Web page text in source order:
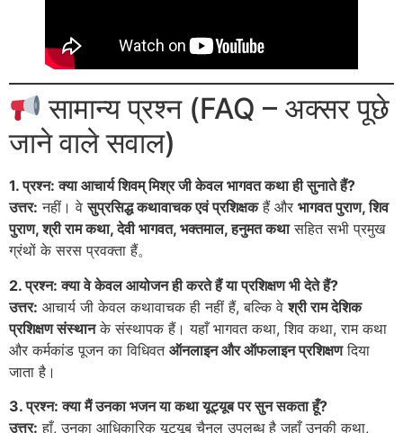
सामान्य प्रश्न (FAQ – अक्सर पूछे
जाने वाले सवाल)
1. प्रश्न: क्या आचार्य शिवम् मिश्र जी केवल भागवत कथा ही सुनाते हैं?
उत्तर: नहीं। वेसुप्रसिद्ध कथावाचक एवं प्रशिक्षकहैं और भागवत पुराण, शिव
पुराण, श्री राम कथा, देवी भागवत, भक्तमाल, हनुमत कथासहित सभी प्रमुख
ग्रंथों के सरस प्रवक्ता हैं。
2. प्रश्न: क्या वे केवल आयोजन ही करते हैं या प्रशिक्षण भी देते हैं?
उत्तर: आचार्य जी केवल कथावाचक ही नहीं हैं, बल्कि वेश्री राम देशिक
प्रशिक्षण संस्थानके संस्थापक हैं। यहाँ भागवत कथा, शिव कथा, राम कथा
और कर्मकांड पूजन का विधिवत ऑनलाइन और ऑफलाइन प्रशिक्षणदिया
जाता है ।
3. प्रश्न: क्या मैं उनका भजन या कथा यूट्यूब पर सुन सकता हूँ?
उत्तर: हाँ, उनका आधिकारिक यूट्यूब चैनल उपलब्ध है जहाँ उनकी कथा,